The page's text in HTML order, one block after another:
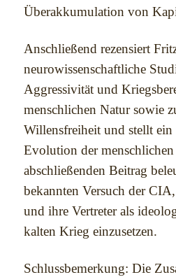
Überakkumulation von
Anschließend rezensiert
neurowissenschaftliche
Aggressivität und
menschlichen Natur sowie
Willensfreiheit und stellt ein
Evolution der
abschließenden Beitrag
bekannten Versuch der
und ihre Vertreter als
kalten Krieg einzusetzen.
Schlussbemerkung: Die